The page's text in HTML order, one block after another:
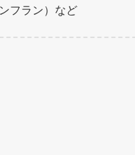
フラン）など